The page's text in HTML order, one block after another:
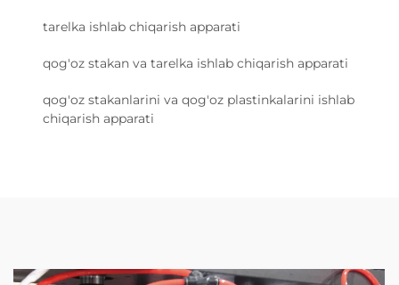
tarelka ishlab chiqarish apparati
qog'oz stakan va tarelka ishlab chiqarish apparati
qog'oz stakanlarini va qog'oz plastinkalarini ishlab
chiqarish apparati